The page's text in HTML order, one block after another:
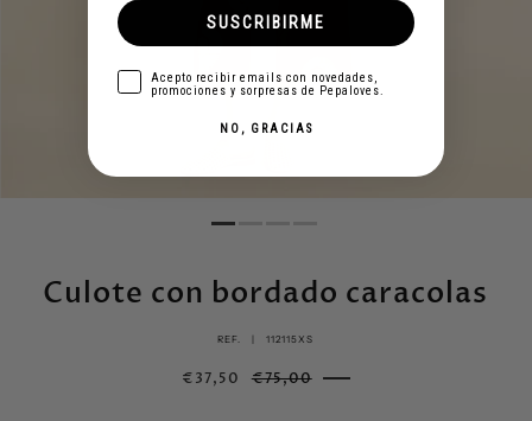
Culote con bordado caracolas
REF. | 112115XS
€37,50 €75,00
SUSCRIBIRME
aceptarAcepto recibir emails con novedades,
promociones y sorpresas de Pepaloves.
NO, GRACIAS